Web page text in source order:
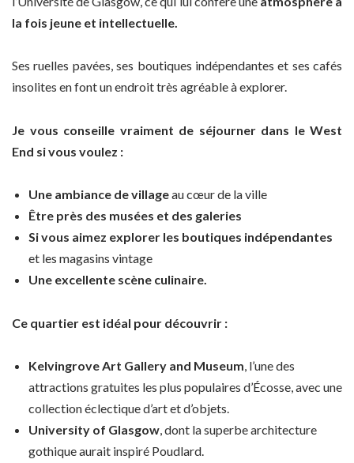
la fois jeune et intellectuelle.
Ses ruelles pavées, ses boutiques indépendantes et ses cafés
insolites en font un endroit très agréable à explorer.
Je vous conseille vraiment de séjourner dans le West
End si vous voulez :
Une ambiance de villageau cœur de la ville
Être près des musées et des galeries
Si vous aimez explorer les boutiques indépendantes
et les magasins vintage
Une excellente scène culinaire.
Ce quartier est idéal pour découvrir :
Kelvingrove Art Gallery and Museum, l’une des
attractions gratuites les plus populaires d’Écosse, avec une
collection éclectique d’art et d’objets.
University of Glasgow, dont la superbe architecture
gothique aurait inspiré Poudlard.